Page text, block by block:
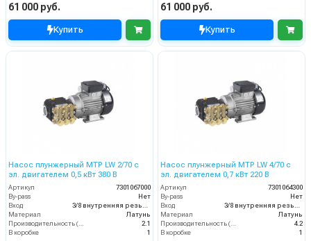
61 000 руб.
Купить
61 000 руб.
Купить
Насос плунжерный MTP LW 2/70 с
эл. двигателем 0,5 кВт 380 В
Артикул
7301067000
By-pass
Нет
Вход
3/8 внутренняя резьба
Материал
Латунь
Производительность (л/мин)
2.1
В коробке
1
Насос плунжерный MTP LW 4/70 с
эл. двигателем 0,7 кВт 220 В
Артикул
7301064300
By-pass
Нет
Вход
3/8 внутренняя резьба
Материал
Латунь
Производительность (л/мин)
4.2
В коробке
1